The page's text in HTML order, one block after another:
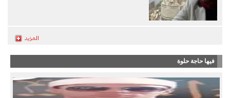
فيها حاجة حلوة